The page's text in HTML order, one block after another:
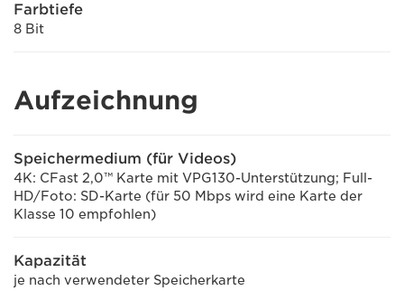
Farbtiefe
8 Bit
Aufzeichnung
Speichermedium (für Videos)
4K: CFast 2,0™ Karte mit VPG130-Unterstützung; Full-
HD/Foto: SD-Karte (für 50 Mbps wird eine Karte der
Klasse 10 empfohlen)
Kapazität
je nach verwendeter Speicherkarte